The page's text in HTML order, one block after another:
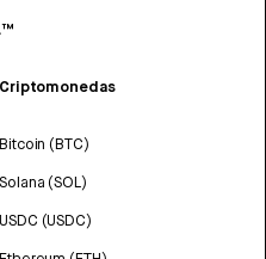
Criptomonedas
Bitcoin (BTC)
Solana (SOL)
USDC (USDC)